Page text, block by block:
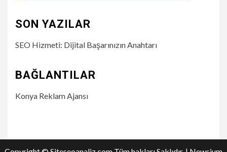
SON YAZILAR
SEO Hizmeti: Dijital Başarınızın Anahtarı
BAĞLANTILAR
Konya Reklam Ajansı